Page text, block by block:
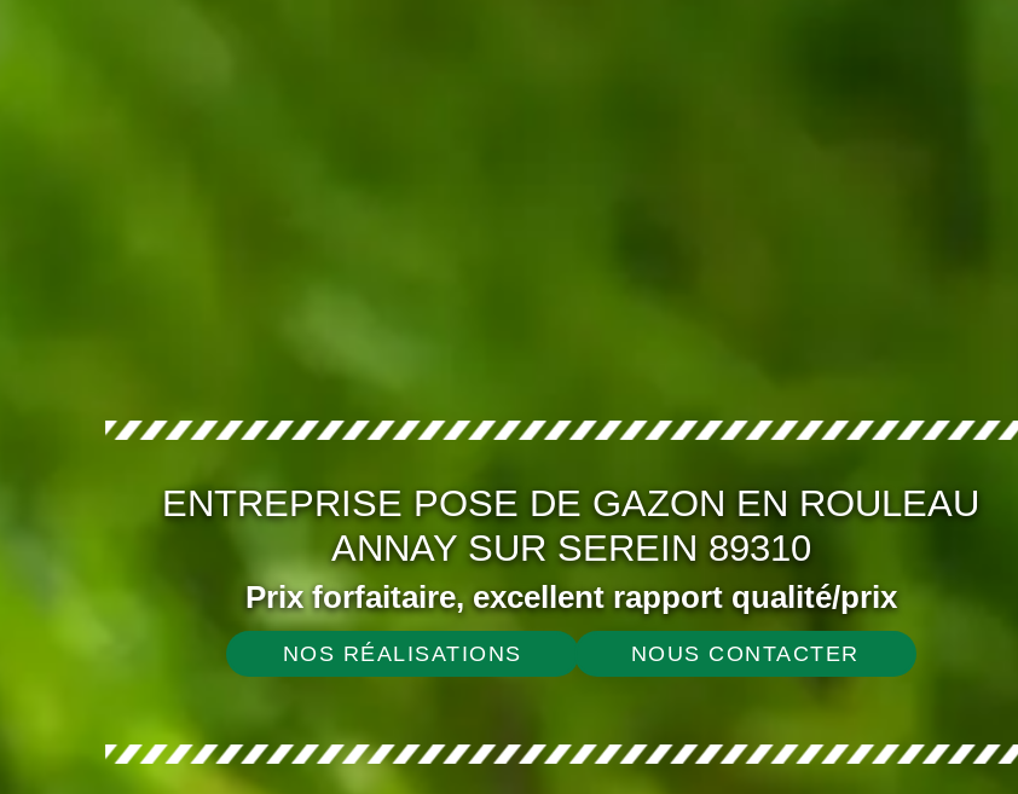
ENTREPRISE POSE DE GAZON EN ROULEAU
ANNAY SUR SEREIN 89310
Prix forfaitaire, excellent rapport qualité/prix
NOS RÉALISATIONS NOUS CONTACTER